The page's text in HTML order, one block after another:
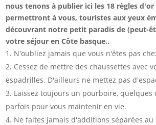
nous tenons à publier ici les 18 règles
permettront à vous, touristes aux yeux
découvrant notre petit paradis de (peut-
votre séjour en Côte basque..
N'oubliez jamais que vous n'êtes pas
Cessez de mettre des chaussettes avec
espadrilles. D'ailleurs ne mettez pas
Laissez toujours un pourboire, quelques
parfois pour vous maintenir en vie.
Ne faites jamais d'additions séparées